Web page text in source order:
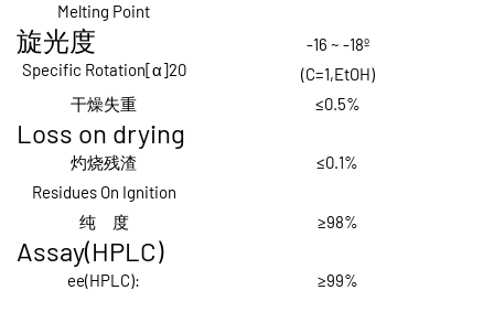
Melting Point
旋光度
Specific Rotation[α]20
-16 ~ -18º
(C=1,EtOH)
干燥失重
Loss on drying
≤0.5%
灼烧残渣
Residues On Ignition
≤0.1%
纯 度
Assay(HPLC)
≥98%
ee(HPLC): ≥99%